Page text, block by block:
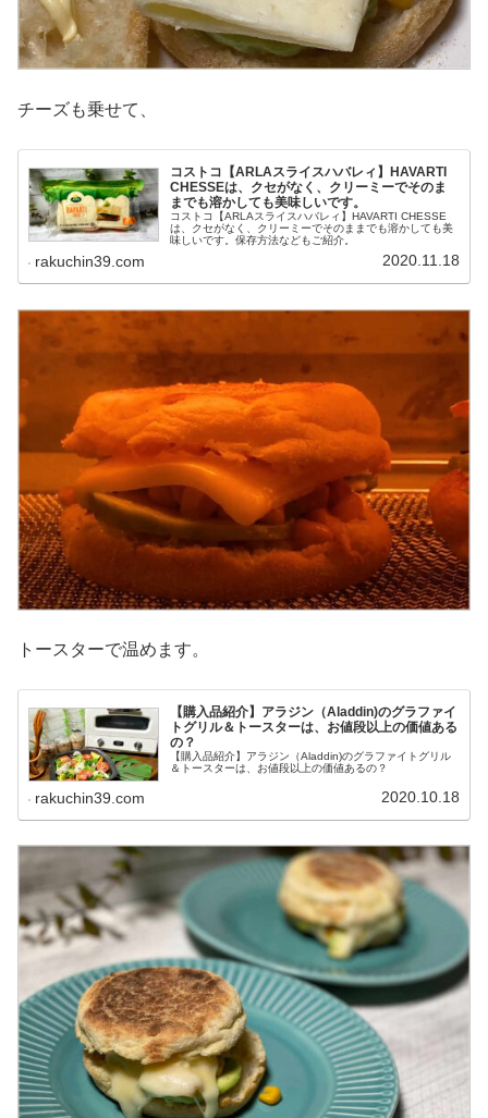
チーズも乗せて、
コストコ【ARLAスライスハバレィ】HAVARTI
CHESSEは、クセがなく、クリーミーでそのま
までも溶かしても美味しいです。
コストコ【ARLAスライスハバレィ】HAVARTI CHESSE
は、クセがなく、クリーミーでそのままでも溶かしても美
味しいです。保存方法などもご紹介。
rakuchin39.com 2020.11.18
トースターで温めます。
【購入品紹介】アラジン（Aladdin)のグラファイ
トグリル＆トースターは、お値段以上の価値ある
の？
【購入品紹介】アラジン（Aladdin)のグラファイトグリル
＆トースターは、お値段以上の価値あるの？
rakuchin39.com 2020.10.18